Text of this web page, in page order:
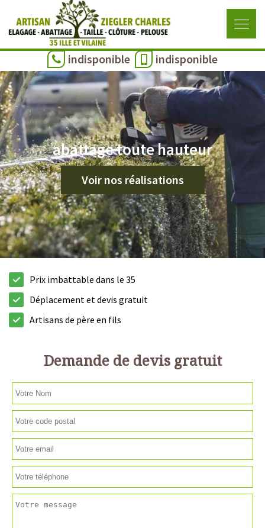
indisponible indisponible
abattage toute hauteur
Voir nos réalisations
Prix imbattable dans le 35
Déplacement et devis gratuit
Artisans de père en fils
Demande de devis gratuit